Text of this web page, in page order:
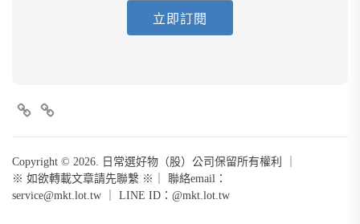
立即訂閱
FB +line
Copyright © 2026. 日常選好物（股）公司保留所有權利 ｜
※ 如欲轉載文章請先聯繫 ※｜ 聯絡email：
service@mkt.lot.tw ｜ LINE ID：@mkt.lot.tw